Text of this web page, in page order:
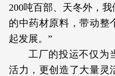
200吨百部、天冬外，
的中药材原料，带动整
起发展。”
工厂的投运不仅为
活力，更创造了大量灵